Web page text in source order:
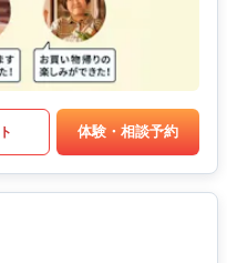
体験・相談予約